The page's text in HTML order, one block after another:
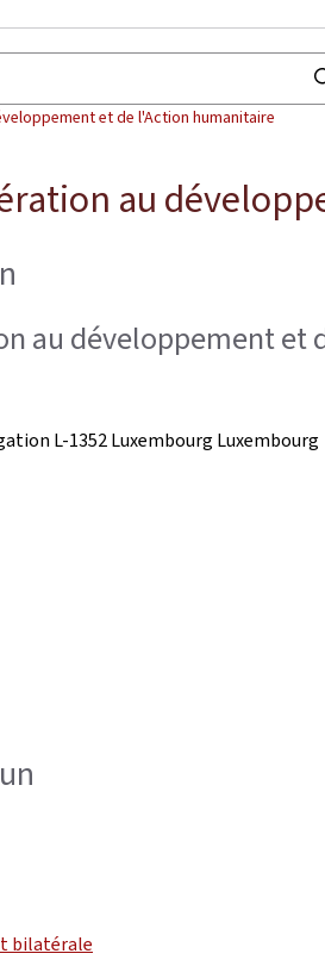
et de l'Action humanitaire
au
au développement
L-1352Luxembourg Luxembourg
bilatérale